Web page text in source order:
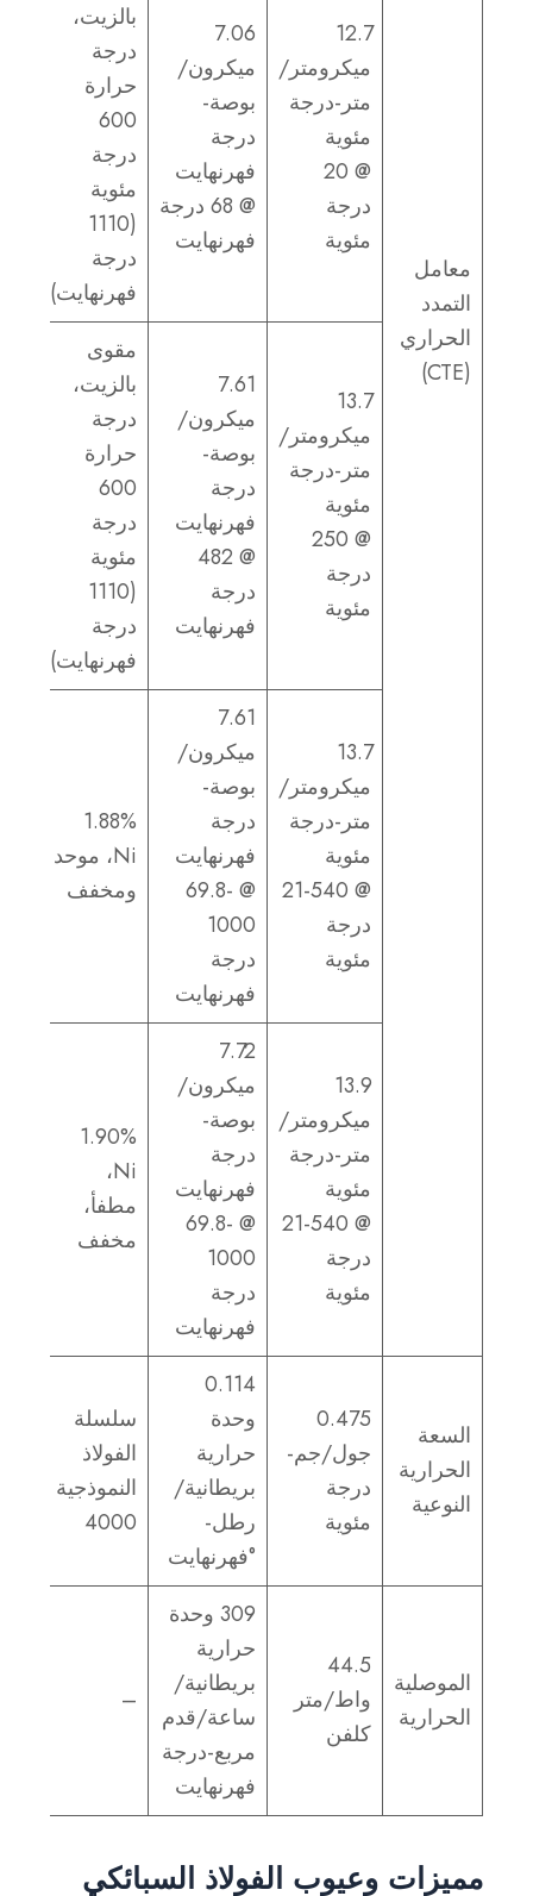
معامل
التمدد
الحراري
(CTE)
12.7
ميكرومتر/
متر-درجة
مئوية
@ 20
درجة
مئوية
7.06
ميكرون/
بوصة-
درجة
فهرنهايت
@ 68 درجة
فهرنهايت
بالزيت،
درجة
حرارة
600
درجة
مئوية
(1110
درجة
فهرنهايت)
13.7
ميكرومتر/
متر-درجة
مئوية
@ 250
درجة
مئوية
7.61
ميكرون/
بوصة-
درجة
فهرنهايت
@ 482
درجة
فهرنهايت
مقوى
بالزيت،
درجة
حرارة
600
درجة
مئوية
(1110
درجة
فهرنهايت)
13.7
ميكرومتر/
متر-درجة
مئوية
@ 21-540
درجة
مئوية
7.61
ميكرون/
بوصة-
درجة
فهرنهايت
@ 69.8-
1000
درجة
فهرنهايت
1.88%
Ni، موحد
ومخفف
13.9
ميكرومتر/
متر-درجة
مئوية
@ 21-540
درجة
مئوية
7.72
ميكرون/
بوصة-
درجة
فهرنهايت
@ 69.8-
1000
درجة
فهرنهايت
1.90%
Ni،
مطفأ،
مخفف
السعة
الحرارية
النوعية
0.475
جول/جم-
درجة
مئوية
0.114
وحدة
حرارية
بريطانية/
رطل-
°فهرنهايت
سلسلة
الفولاذ
النموذجية
4000
الموصلية
الحرارية
44.5
واط/متر
كلفن
309 وحدة
حرارية
بريطانية/
ساعة/قدم
مربع-درجة
فهرنهايت
–
مميزات وعيوب الفولاذ السبائكي